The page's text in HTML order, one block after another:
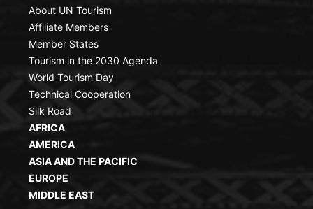
About UN Tourism
Affiliate Members
Member States
Tourism in the 2030 Agenda
World Tourism Day
Technical Cooperation
Silk Road
AFRICA
AMERICA
ASIA AND THE PACIFIC
EUROPE
MIDDLE EAST